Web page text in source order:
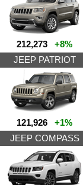
212,273 +8%
JEEP PATRIOT
121,926 +1%
JEEP COMPASS